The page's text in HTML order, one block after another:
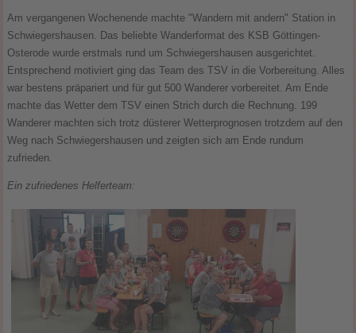
Am vergangenen Wochenende machte "Wandern mit andern" Station in
Schwiegershausen. Das beliebte Wanderformat des KSB Göttingen-
Osterode wurde erstmals rund um Schwiegershausen ausgerichtet.
Entsprechend motiviert ging das Team des TSV in die Vorbereitung. Alles
war bestens präpariert und für gut 500 Wanderer vorbereitet. Am Ende
machte das Wetter dem TSV einen Strich durch die Rechnung. 199
Wanderer machten sich trotz düsterer Wetterprognosen trotzdem auf den
Weg nach Schwiegershausen und zeigten sich am Ende rundum
zufrieden.
Ein zufriedenes Helferteam: